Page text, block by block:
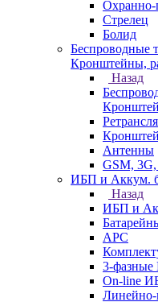
Охранно-
Стрелец
Болид
Беспроводные
Кронштейны,
Назад
Антенны
GSM,
ИБП и Аккум.
Назад
ИБП и
APC
3-
On-line